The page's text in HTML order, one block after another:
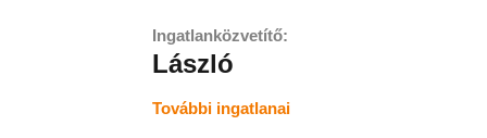
Ingatlanközvetítő:
László
További ingatlanai